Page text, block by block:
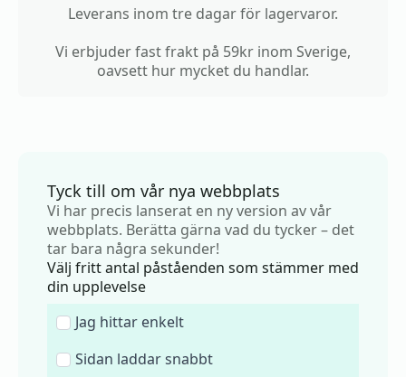
Leverans inom tre dagar för lagervaror.
Vi erbjuder fast frakt på 59kr inom Sverige,
oavsett hur mycket du handlar.
Tyck till om vår nya webbplats
Vi har precis lanserat en ny version av vår
webbplats. Berätta gärna vad du tycker – det
tar bara några sekunder!
Välj fritt antal påståenden som stämmer med
din upplevelse
Jag hittar enkelt
Sidan laddar snabbt